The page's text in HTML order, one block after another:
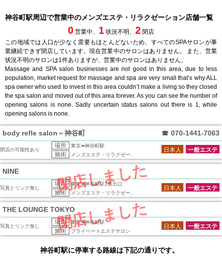
神谷町駅周辺で営業中のメンズエステ・リラクゼーション店舗一覧
0 営業中、 1 状況不明、 2 閉店
この地域では人口が少なく需要もほとんどないため、すべてのSPAサロンが事
業継続できず閉店しています。現在営業中のサロンはありません。 また、営業
状況不明のサロンは1件ありますが、営業中のサロンはありません。
Massage and SPA salon businesses are not good in this area, due to less
population, market request for massage and spa are very small that’s why ALL
spa owner who used to invest in this area couldn’t make a living so they closed
the spa salon and moved out of this area forever. As you can see the number of
opening salons is none. Sadly uncertain status salons out there is 1, while
opening salons is none.
body refle salon～神谷町 ☎ 070-1441-7063
閉店の可能性あり
場所 東京➠神谷町駅
施術 メンズエステ・リラクゼー..
一般エステ
日本人
閉店しました
NINE
写真とリンク無し
場所 東京➠神谷町駅1番出口
施術 メンズエステ・リラクゼー..
一般エステ
日本人
閉店しました
THE LOUNGE TOKYO
写真とリンク無し
場所 東京➠神谷町駅
施術 プライベートエステサロン
一般エステ
日本人
神谷町駅に停車する路線は下記の通りです。